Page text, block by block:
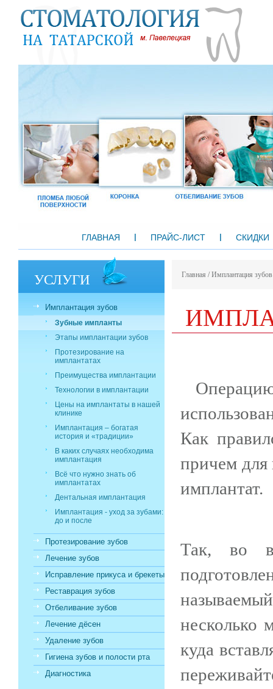
ГЛАВНАЯ ПРАЙС-ЛИСТ СКИДКИ
УСЛУГИ
Имплантация зубов
Зубные импланты
Этапы имплантации зубов
Протезирование на
имплантатах
Преимущества имплантации
Технологии в имплантации
Цены на имплантаты в нашей
клинике
Имплантация – богатая
история и «традиции»
В каких случаях необходима
имплантация
Всё что нужно знать об
имплантатах
Дентальная имплантация
Имплантация - уход за зубами:
до и после
Протезирование зубов
Лечение зубов
Исправление прикуса и брекеты
Реставрация зубов
Отбеливание зубов
Лечение дёсен
Удаление зубов
Гигиена зубов и полости рта
Диагностика
Главная /Имплантация зубов
Как
причем для
имплантат.
Так, во
несколько
куда